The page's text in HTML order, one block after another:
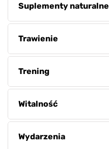
Suplementy naturalne
Trawienie
Trening
Witalność
Wydarzenia